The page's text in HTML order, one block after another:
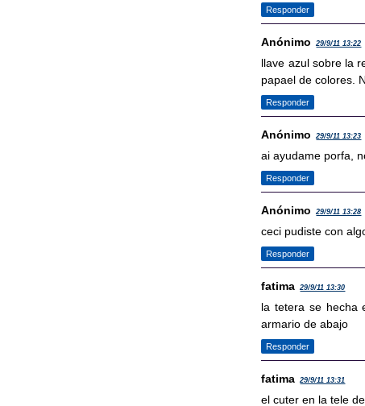
Responder
Anónimo 29/9/11 13:22
llave azul sobre la
papael de colores.
Responder
Anónimo 29/9/11 13:23
ai ayudame porfa,
Responder
Anónimo 29/9/11 13:28
ceci pudiste con
Responder
fatima 29/9/11 13:30
la tetera se hecha
armario de abajo
Responder
fatima 29/9/11 13:31
el cuter en la tele